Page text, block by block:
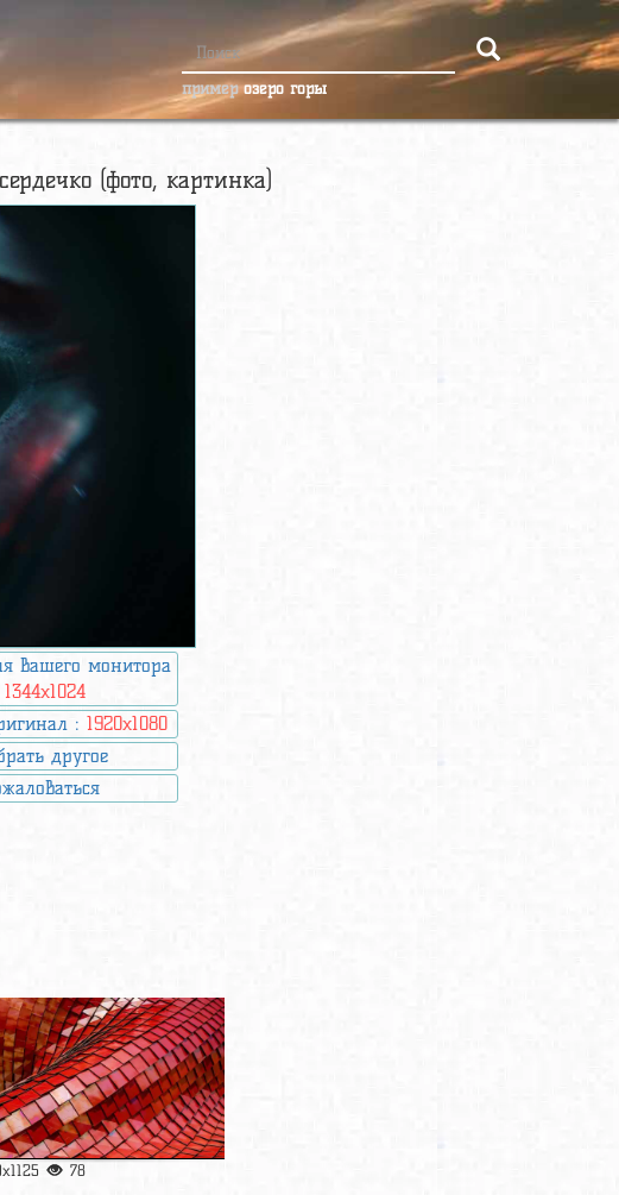
примерозеро горы
(фото, картинка)
вашего монитора
1344x1024
:1920x1080
другое
78